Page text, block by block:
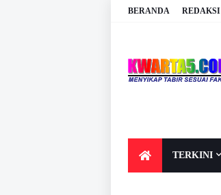
BERANDA REDAKSI
TERKINI